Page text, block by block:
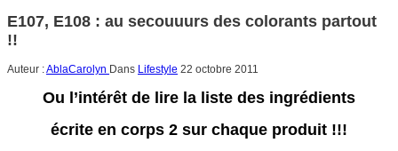
E107, E108 : au secouuurs des colorants partout
!!
Auteur :AblaCarolyn Dans Lifestyle 22 octobre 2011
Ou l’intérêt de lire la liste des ingrédients
écrite en corps 2 sur chaque produit !!!